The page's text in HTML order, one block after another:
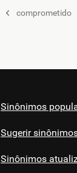
Outro
comprometido
Sinônimos
Sugerir
Sinônimos